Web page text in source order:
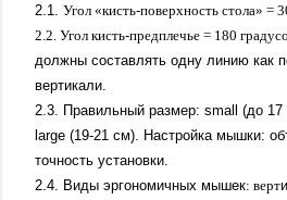
2.1. Угол «кисть-поверхность стола» =
2.2. Угол кисть-предплечье = 180
должны составлять одну линию как
вертикали.
2.3. Правильный размер: small (до 17
large (19-21 см). Настройка мышки:
точность установки.
2.4. Виды эргономичных мышек: верт